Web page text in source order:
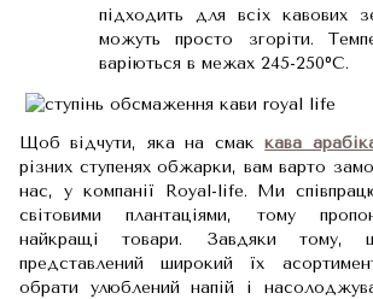
підходить для всіх кавових
можуть просто згоріти.
варіються в межах 245-250⁰С.
Щоб відчути, яка на смаккава
різних ступенях обжарки, вам варто
нас, у компанії Royal-life. Ми
світовими плантаціями, тому
найкращі товари. Завдяки тому,
представлений широкий їх
обрати улюблений напій і